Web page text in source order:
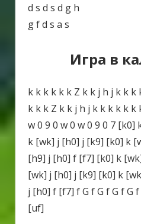
d s d s d g h
g f d s a s
Игра в
k k k k k k Z k k j h j k k
k k k Z k k j h j k k k k k k
w 0 9 0 w 0 w 0 9 0 7
k [wk] j [h0] j [k9] [k0] k
[h9] j [h0] f [f7] [k0] k
[wk] j [h0] j [k9] [k0] k
j [h0] f [f7] f G f G f G f G f
[uf]